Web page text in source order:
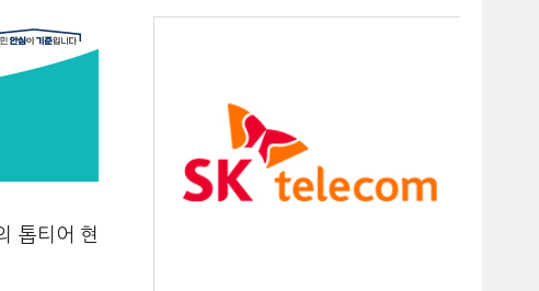
톱티어 현